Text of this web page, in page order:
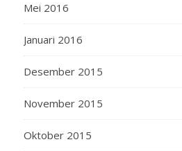
Mei 2016
Januari 2016
Desember 2015
November 2015
Oktober 2015